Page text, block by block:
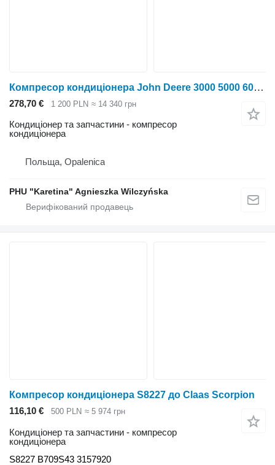
Компресор кондиціонера John Deere 3000 5000 6000 7000 до John Deere
278,70 € 1 200 PLN ≈ 14 340 грн
Кондиціонер та запчастини - компресор
кондиціонера
Польща, Opalenica
PHU "Karetina" Agnieszka Wilczyńska
Компресор кондиціонера S8227 до Claas Scorpion
116,10 €
500 PLN ≈ 5 974 грн
Кондиціонер та запчастини - компресор
кондиціонера
S8227 B709S43 3157920